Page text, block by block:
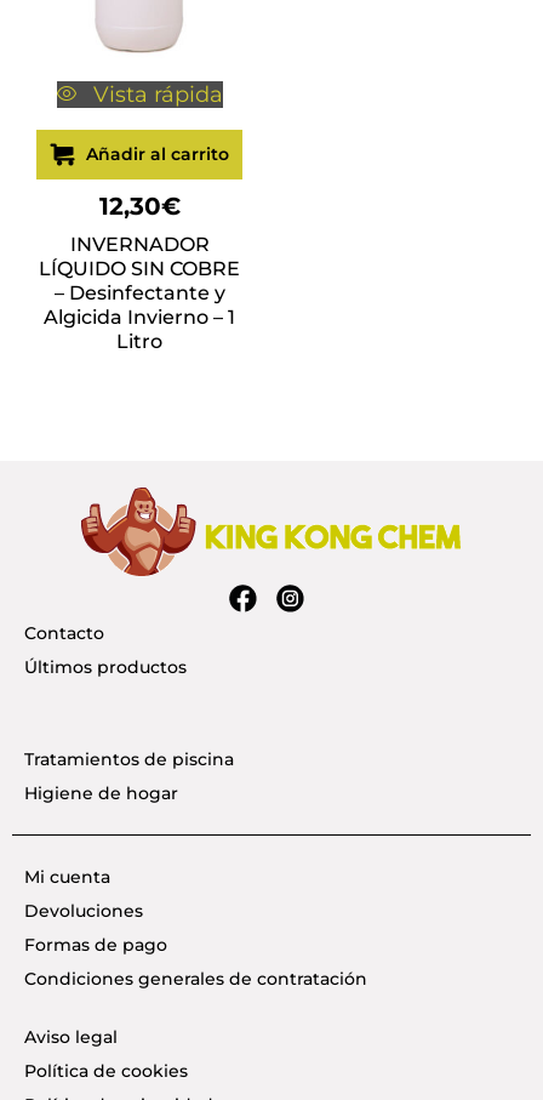
Vista rápida
Añadir al carrito
12,30€
INVERNADOR
LÍQUIDO SIN COBRE
– Desinfectante y
Algicida Invierno – 1
Litro
Contacto
Últimos productos
Tratamientos de piscina
Higiene de hogar
Mi cuenta
Devoluciones
Formas de pago
Condiciones generales de contratación
Aviso legal
Política de cookies